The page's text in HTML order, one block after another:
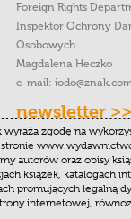
Foreign Rights
Inspektor Ochrony
Osobowych
Magdalena Heczko
e-mail:
newsletter >>
wyraża zgodę na
autorów oraz opisy
książek, katalogach
promujących legalną
internetowej,